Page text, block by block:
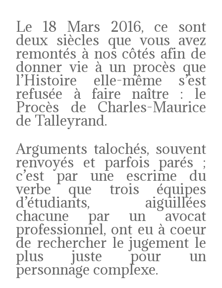
Le 18 Mars 2016, ce sont
deux siècles que vous avez
remontés à nos côtés afin de
donner vie à un procès que
l’Histoire elle-même s’est
refusée à faire naître : le
Procès de Charles-Maurice
de Talleyrand.
Arguments talochés, souvent
renvoyés et parfois parés ;
c’est par une escrime du
verbe que trois équipes
d’étudiants, aiguillées
chacune par un avocat
professionnel, ont eu à coeur
de rechercher le jugement le
plus juste pour un
personnage complexe.